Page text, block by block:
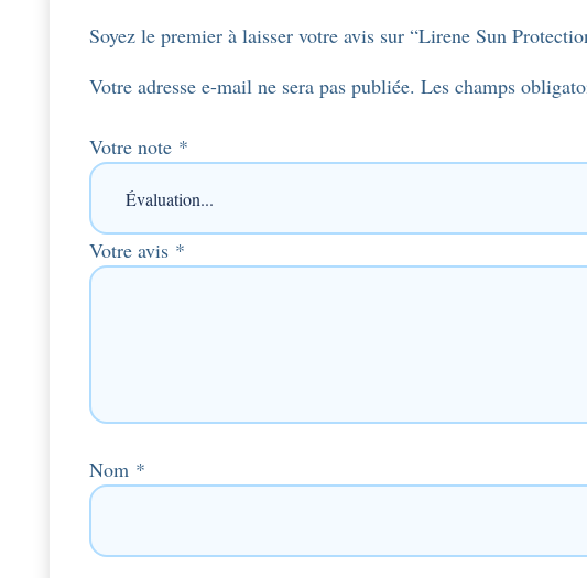
Soyez le premier à laisser votre avis sur “Lirene Sun
Votre adresse e-mail ne sera pas publiée. Les champs
Votre note *
Votre avis *
Nom *